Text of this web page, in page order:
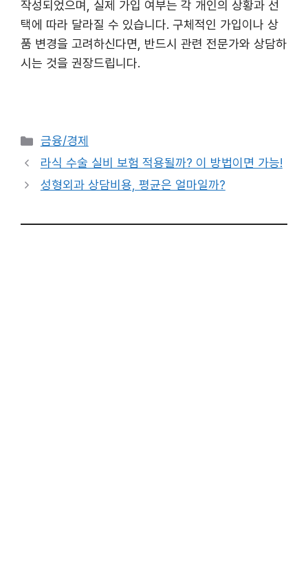
작성되었으며, 실제 가입 여부는 각 개인의 상황과 선
택에 따라 달라질 수 있습니다. 구체적인 가입이나 상
품 변경을 고려하신다면, 반드시 관련 전문가와 상담하
시는 것을 권장드립니다.
카
테
고
금융/경제
라식 수술 실비 보험 적용될까? 이 방법이면 가능!
성형외과 상담비용, 평균은 얼마일까?